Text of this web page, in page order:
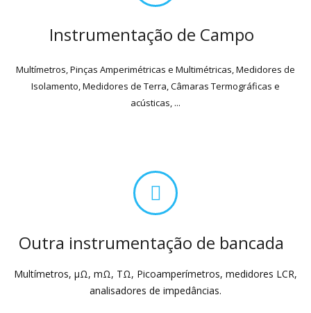
Instrumentação de Campo
Multímetros, Pinças Amperimétricas e Multimétricas, Medidores de
Isolamento, Medidores de Terra, Câmaras Termográficas e
acústicas, ...
Outra instrumentação de bancada
Multímetros, μΩ, mΩ, TΩ, Picoamperímetros, medidores LCR,
analisadores de impedâncias.